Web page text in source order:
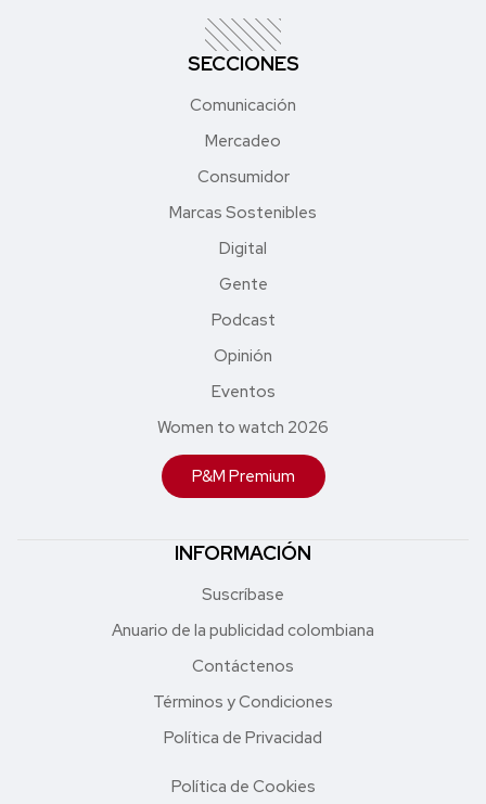
SECCIONES
Comunicación
Mercadeo
Consumidor
Marcas Sostenibles
Digital
Gente
Podcast
Opinión
Eventos
Women to watch 2026
P&M Premium
INFORMACIÓN
Suscríbase
Anuario de la publicidad colombiana
Contáctenos
Términos y Condiciones
Política de Privacidad
Política de Cookies